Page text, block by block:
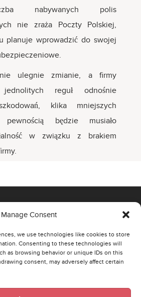
Manage Consent
we use technologies like cookies to store
Consenting to these technologies will
as browsing behavior or unique IDs on this
consent, may adversely affect certain
nabywanych polis
nie zraża Poczty Polskiej,
planuje wprowadzić do swojej
ulegnie zmianie, a firmy
reguł odnośnie
klika mniejszych
będzie musiało
w związku z brakiem